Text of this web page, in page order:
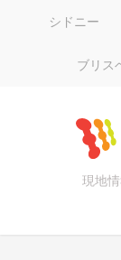
シドニー
ブリス
現地